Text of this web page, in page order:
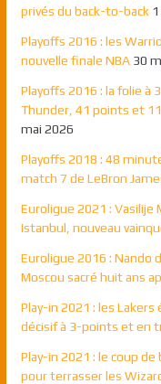
privés du back-to-back
Playoffs 2016 : les
nouvelle finale NBA 30
Playoffs 2016 : la folie à
Thunder, 41 points et
mai 2026
Playoffs 2018 : 48
match 7 de LeBron
Euroligue 2021 : Vasilije
Istanbul, nouveau
Euroligue 2016 : Nando
Moscou sacré huit ans
Play-in 2021 : les
décisif à 3-points et en
Play-in 2021 : le coup
pour terrasser les